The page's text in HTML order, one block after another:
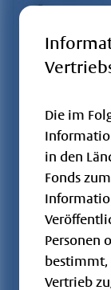
VR
Flossbach von
Vermögen I -
Flossbach von
Storch ONE -
Vermögen I -
Flossbach von
Die im
in den
Fonds
Personen
bestimmt,
Vertrieb